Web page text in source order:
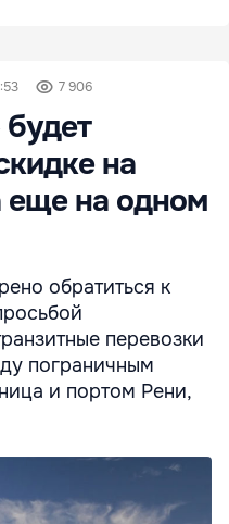
7 906
на
еще на одном
обратиться к
перевозки
пограничным
и портом Рени,